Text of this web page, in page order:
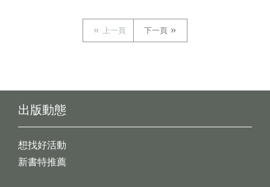
上一頁 下一頁
出版動態
想找好活動
新書特推薦